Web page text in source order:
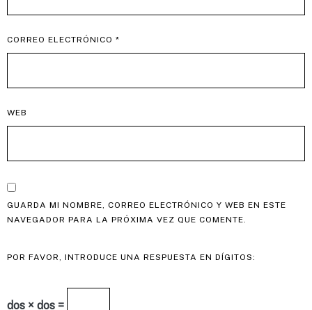
CORREO ELECTRÓNICO *
WEB
GUARDA MI NOMBRE, CORREO ELECTRÓNICO Y WEB EN ESTE
NAVEGADOR PARA LA PRÓXIMA VEZ QUE COMENTE.
POR FAVOR, INTRODUCE UNA RESPUESTA EN DÍGITOS:
dos × dos =